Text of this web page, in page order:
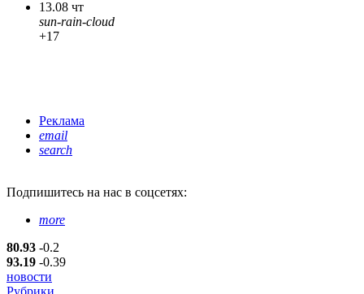
13.08 чт
sun-rain-cloud
+17
Реклама
email
search
Подпишитесь на нас в соцсетях:
more
80.93 -0.2
93.19 -0.39
новости
Рубрики